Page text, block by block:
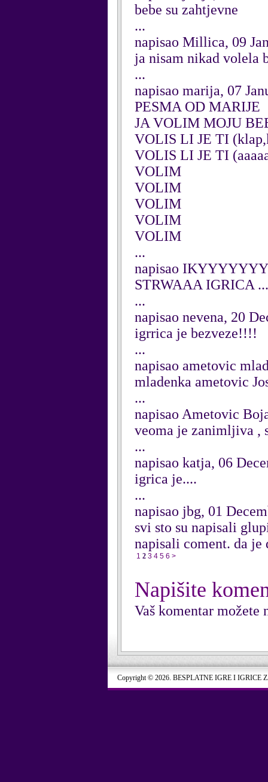
bebe su zahtjevne
...
napisao Millica, 09
ja nisam nikad volela
...
napisao marija, 07
PESMA OD MARIJE
JA VOLIM MOJU
VOLIS LI JE TI
VOLIS LI JE TI
VOLIM
VOLIM
VOLIM
VOLIM
VOLIM
...
napisao
STRWAAA IGRICA
...
napisao nevena, 20
igrrica je bezveze!!!!
...
napisao ametovic
mladenka ametovic
...
napisao Ametovic
veoma je zanimljiva ,
...
napisao katja, 06
igrica je....
...
napisao jbg, 01
svi sto su napisali
napisali coment. da
1 2 3 4 5 6 >
Napišite
Vaš komentar možete
Copyright © 2026. BESPLATNE IGRE I IGRICE